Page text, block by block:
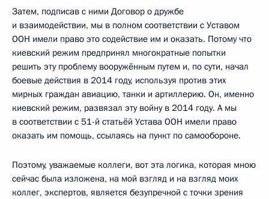
Затем, подписав с ними Договор о дружбе
и взаимодействии, мы в полном соответствии с Уставом
ООН имели право это содействие им и оказать. Потому что
киевский режим предпринял многократные попытки
решить эту проблему вооружённым путем и, по сути, начал
боевые действия в 2014 году, используя против этих
мирных граждан авиацию, танки и артиллерию. Он, именно
киевский режим, развязал эту войну в 2014 году. А мы
в соответствии с 51-й статьёй Устава ООН имели право
оказать им помощь, ссылаясь на пункт по самообороне.
Поэтому, уважаемые коллеги, вот эта логика, которая мною
сейчас была изложена, на мой взгляд и на взгляд моих
коллег, экспертов, является безупречной с точки зрения